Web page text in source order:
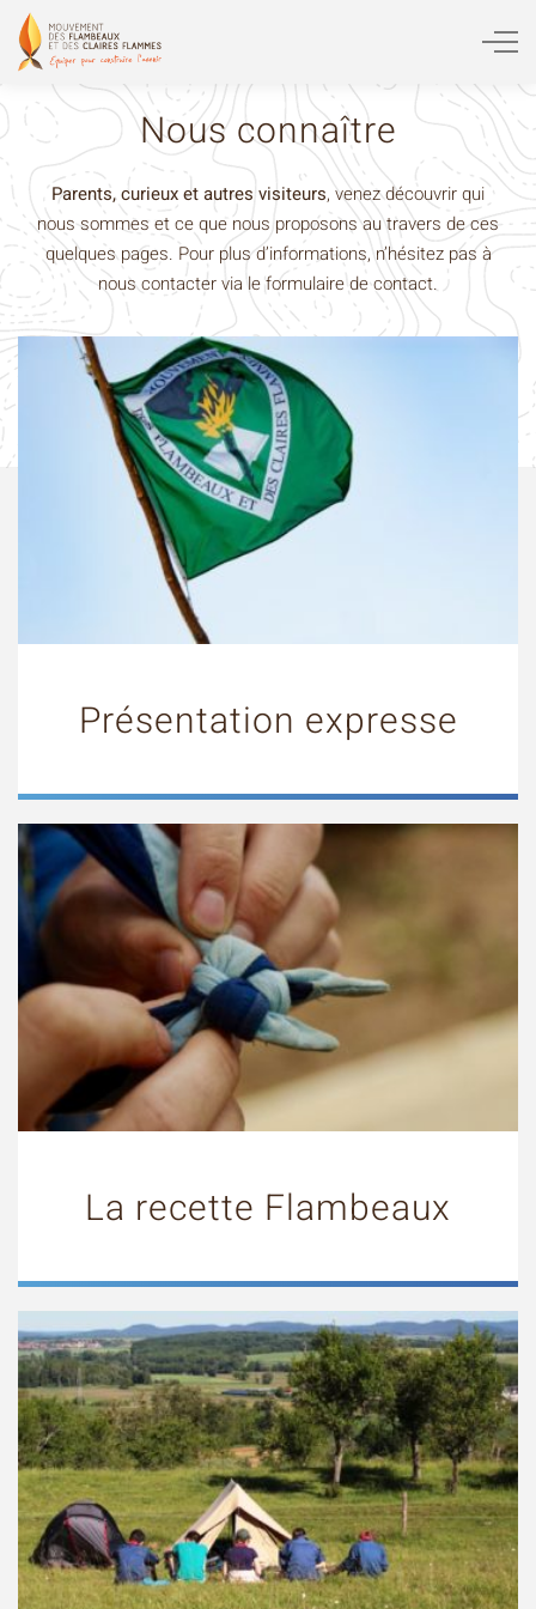
Nous connaître
Parents, curieux et autres visiteurs, venez découvrir qui
nous sommes et ce que nous proposons au travers de ces
quelques pages. Pour plus d’informations, n’hésitez pas à
nous contacter via le formulaire de contact.
Présentation expresse
La recette Flambeaux